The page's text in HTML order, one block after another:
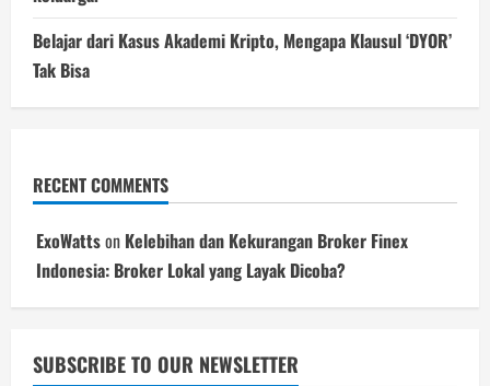
Belajar dari Kasus Akademi Kripto, Mengapa Klausul ‘DYOR’
Tak Bisa
RECENT COMMENTS
ExoWattson Kelebihan dan Kekurangan Broker Finex
Indonesia: Broker Lokal yang Layak Dicoba?
SUBSCRIBE TO OUR NEWSLETTER